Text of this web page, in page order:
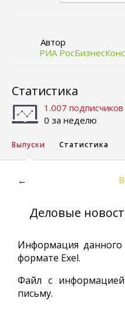
Автор
РИА
Статистика
1.007 подписчиков
0 за неделю
Выпуски Статистика
←
Деловые
Информация данного
формате Exel.
Файл с
письму.